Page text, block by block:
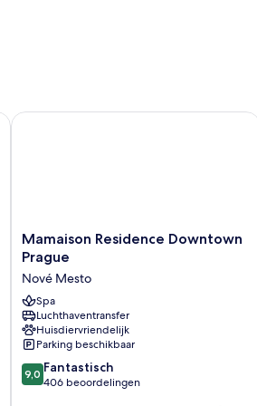
Mamaison
Residence
Downtown
Prague
Nové
Mesto
Mamaison Residence Downtown
Prague
Nové Mesto
Spa
Luchthaventransfer
Huisdiervriendelijk
Parking beschikbaar
9.0
van
9,0 Fantastisch
406 beoordelingen
Mamaison Residence Downtown